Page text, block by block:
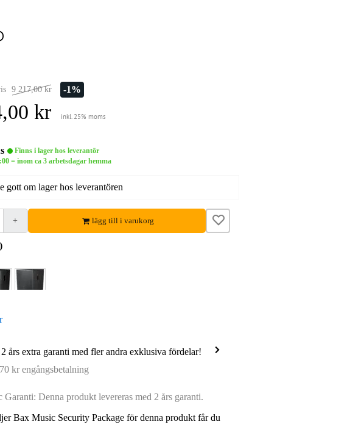
9 217,00 kr -1%
kr inkl. 25% moms
Finns i lager hos leverantör
= inom ca 3 arbetsdagar hemma
gott om lager hos leverantören
+ lägg till i varukorg
års extra garanti med fler andra exklusiva fördelar!
kr engångsbetalning
Garanti: Denna produkt levereras med 2 års garanti.
Bax Music Security Package för denna produkt får du